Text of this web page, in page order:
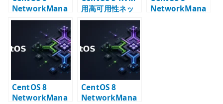
NetworkMana
ger Bonding +
Bridge 設定
用高可用性ネッ
トワーク設定 –
bonding /
VLAN / bridge
NetworkMana
CentOS 8
NetworkMana
CentOS 8
NetworkMana